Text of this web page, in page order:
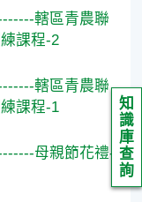
知
識
庫
查
詢
轄區青農聯
課程-2
轄區青農聯
課程-1
母親節花禮-